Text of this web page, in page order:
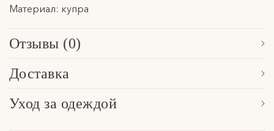
Материал: купра
Отзывы (0)
Сначала новые
Доставка
Обработка заказа, формирование посылки и последующая
передача в указанную службу доставки осуществляется в
Уход за одеждой